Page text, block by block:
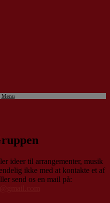
Menu
ideer til arrangementer, musik
ikke med at kontakte et af
send os en mail på: